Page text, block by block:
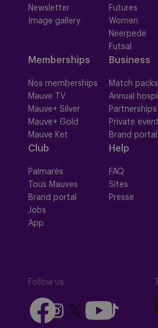
Newsletter
Image gallery
Futures
Women
Neerpede
Futsal
Memberships
Nos memberships
Mauve TV
Mauve+ Silver
Mauve+ Gold
Mauve Ket
Business
Match packs
Annual
Partnerships
Private
Brand portal
Club
Palmarès
Tous Mauves
Brand portal
Jobs
App
Help
FAQ
Sites
Presse
Follow us
Follow
us
Follow
us
Follow
Follow
us
Follow
us